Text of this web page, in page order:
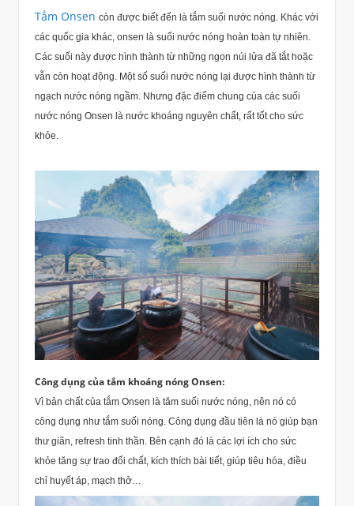
Tắm Onsen còn được biết đến là tắm suối nước nóng. Khác với
các quốc gia khác, onsen là suối nước nóng hoàn toàn tự nhiên.
Các suối này được hình thành từ những ngọn núi lửa đã tắt hoặc
vẫn còn hoạt động. Một số suối nước nóng lại được hình thành từ
ngạch nước nóng ngầm. Nhưng đặc điểm chung của các suối
nước nóng Onsen là nước khoáng nguyên chất, rất tốt cho sức
khỏe.
Công dụng của tắm khoáng nóng Onsen:
Vì bản chất của tắm Onsen là tăm suối nước nóng, nên nó có
công dụng như tắm suối nóng. Công dụng đầu tiên là nó giúp bạn
thư giãn, refresh tinh thần. Bên cạnh đó là các lợi ích cho sức
khỏe tăng sự trao đổi chất, kích thích bài tiết, giúp tiêu hóa, điều
chỉ huyết áp, mạch thở…